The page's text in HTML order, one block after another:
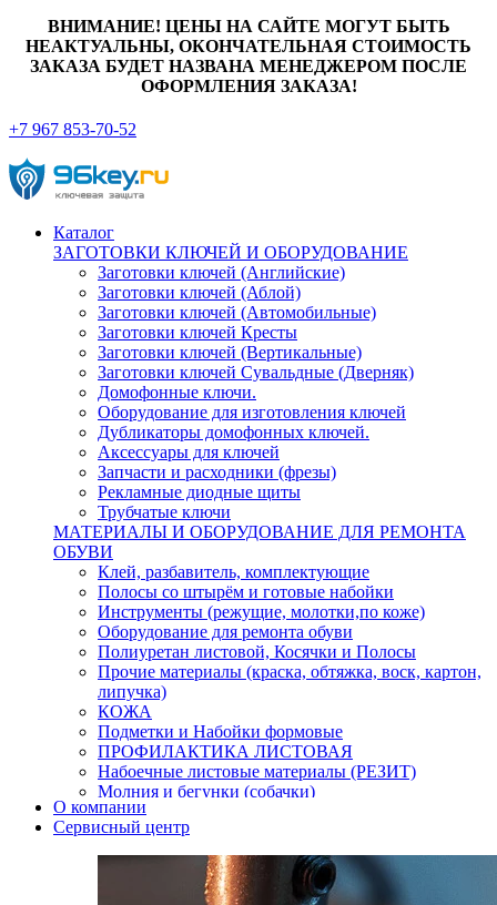
ВНИМАНИЕ! ЦЕНЫ НА САЙТЕ МОГУТ БЫТЬ
НЕАКТУАЛЬНЫ, ОКОНЧАТЕЛЬНАЯ СТОИМОСТЬ
ЗАКАЗА БУДЕТ НАЗВАНА МЕНЕДЖЕРОМ ПОСЛЕ
ОФОРМЛЕНИЯ ЗАКАЗА!
+7 967 853-70-52
Каталог
ЗАГОТОВКИ КЛЮЧЕЙ И ОБОРУДОВАНИЕ
Заготовки ключей (Английские)
Заготовки ключей (Аблой)
Заготовки ключей (Автомобильные)
Заготовки ключей Кресты
Заготовки ключей (Вертикальные)
Заготовки ключей Сувальдные (Дверняк)
Домофонные ключи.
Оборудование для изготовления ключей
Дубликаторы домофонных ключей.
Аксессуары для ключей
Запчасти и расходники (фрезы)
Рекламные диодные щиты
Трубчатые ключи
МАТЕРИАЛЫ И ОБОРУДОВАНИЕ ДЛЯ РЕМОНТА
ОБУВИ
Клей, разбавитель, комплектующие
Полосы со штырём и готовые набойки
Инструменты (режущие, молотки,по коже)
Оборудование для ремонта обуви
Полиуретан листовой, Косячки и Полосы
Прочие материалы (краска, обтяжка, воск, картон,
липучка)
КОЖА
Подметки и Набойки формовые
ПРОФИЛАКТИКА ЛИСТОВАЯ
Набоечные листовые материалы (РЕЗИТ)
Молния и бегунки (собачки)
Нитки,иглы-шило,крючки.
Уход и косметика для обуви
Кнопки (магнитые,кобурные)
Пряжки для ремня
О компании
Сервисный центр